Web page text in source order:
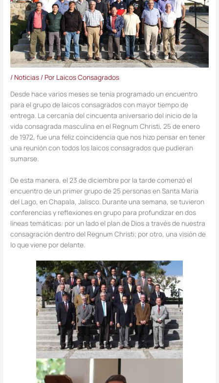
/ Noticias / Por Laicos Consagrados
Desde hace varios meses se tenía programado un encuentro
para el grupo de laicos consagrados con mayor tiempo de
entrega. La cercanía del cincuenta aniversario del inicio de la
vida consagrada masculina en el Regnum Christi, 25 de enero
de 1972, fue una feliz coincidencia que nos hizo pensar en tener
una reunión con todos los laicos consagrados que pudieran
sumarse.
De esta manera, el 23 de diciembre por la tarde comenzó el
encuentro de un primer grupo de 25 personas en Santa María
del Lago, en Chapala, Jalisco. Durante una semana, se tuvieron
conferencias y reflexiones en grupo para profundizar en dos
líneas temáticas: por un lado el plan de Dios a través de nuestra
consagración dentro del Regnum Christi; por otro, una visión de
lo que viene por delante.